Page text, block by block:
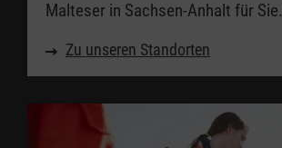
Malteser in Sachsen-Anhalt für Sie.
Zu unseren Standorten